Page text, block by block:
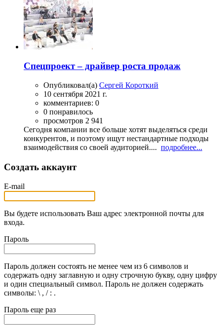
Спецпроект – драйвер роста продаж
Опубликовал(а) Сергей Короткий
10 сентября 2021 г.
комментариев: 0
0 понравилось
просмотров 2 941
Сегодня компании все больше хотят выделяться среди
конкурентов, и поэтому ищут нестандартные подходы
взаимодействия со своей аудиторией.... подробнее...
Создать аккаунт
E-mail
Вы будете использовать Ваш адрес электронной почты для
входа.
Пароль
Пароль должен состоять не менее чем из 6 символов и
содержать одну заглавную и одну строчную букву, одну цифру
и один специальный символ. Пароль не должен содержать
символы: \ , / : .
Пароль еще раз